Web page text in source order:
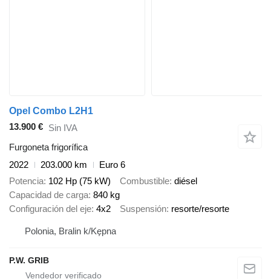
Opel Combo L2H1
13.900 € Sin IVA
Furgoneta frigorífica
2022
203.000 km
Euro 6
Potencia 102 Hp (75 kW) Combustible diésel
Capacidad de carga 840 kg
Configuración del eje 4x2 Suspensión resorte/resorte
Polonia, Bralin k/Kępna
P.W. GRIB